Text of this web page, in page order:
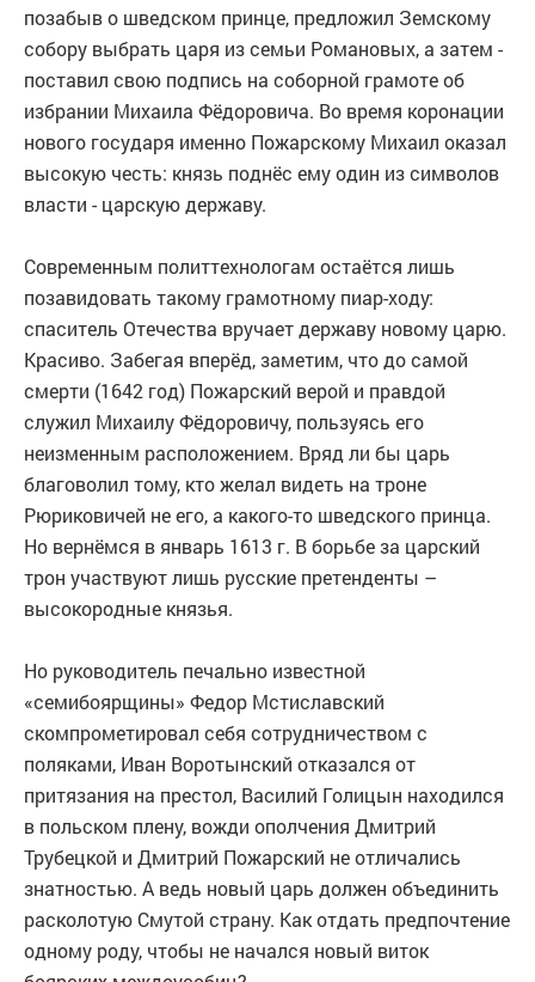
позабыв о шведском принце, предложил Земскому
собору выбрать царя из семьи Романовых, а затем -
поставил свою подпись на соборной грамоте об
избрании Михаила Фёдоровича. Во время коронации
нового государя именно Пожарскому Михаил оказал
высокую честь: князь поднёс ему один из символов
власти - царскую державу.
Современным политтехнологам остаётся лишь
позавидовать такому грамотному пиар-ходу:
спаситель Отечества вручает державу новому царю.
Красиво. Забегая вперёд, заметим, что до самой
смерти (1642 год) Пожарский верой и правдой
служил Михаилу Фёдоровичу, пользуясь его
неизменным расположением. Вряд ли бы царь
благоволил тому, кто желал видеть на троне
Рюриковичей не его, а какого-то шведского принца.
Но вернёмся в январь 1613 г. В борьбе за царский
трон участвуют лишь русские претенденты –
высокородные князья.
Но руководитель печально известной
«семибоярщины» Федор Мстиславский
скомпрометировал себя сотрудничеством с
поляками, Иван Воротынский отказался от
притязания на престол, Василий Голицын находился
в польском плену, вожди ополчения Дмитрий
Трубецкой и Дмитрий Пожарский не отличались
знатностью. А ведь новый царь должен объединить
расколотую Смутой страну. Как отдать предпочтение
одному роду, чтобы не начался новый виток